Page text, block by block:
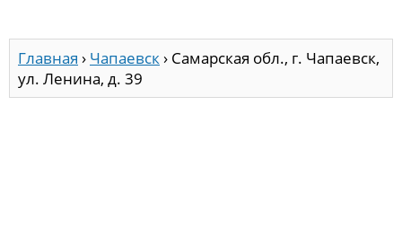
Главная › Чапаевск› Самарская обл., г. Чапаевск,
ул. Ленина, д. 39